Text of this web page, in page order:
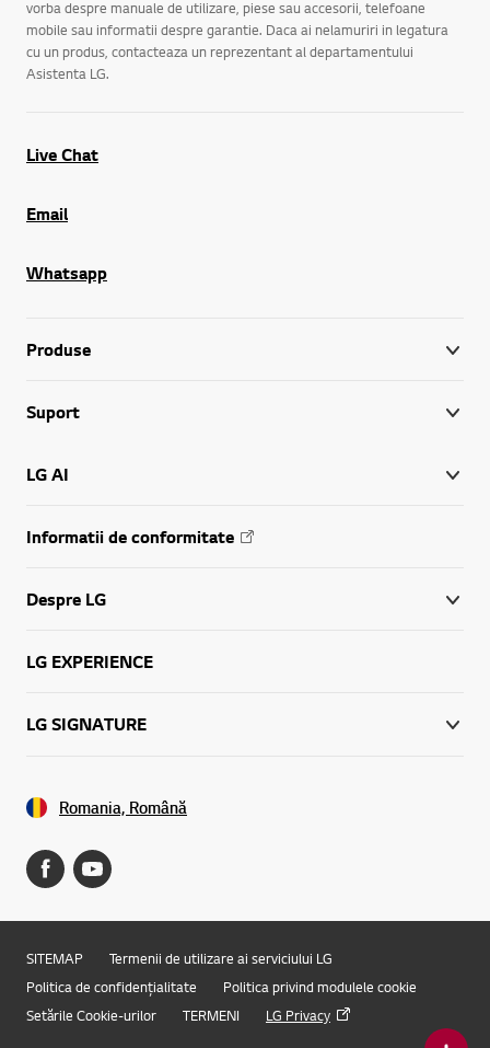
vorba despre manuale de utilizare, piese sau accesorii, telefoane
mobile sau informatii despre garantie. Daca ai nelamuriri in legatura
cu un produs, contacteaza un reprezentant al departamentului
Asistenta LG.
Live Chat
Email
Whatsapp
Produse
Suport
LG AI
Informatii de conformitate
Despre LG
LG EXPERIENCE
LG SIGNATURE
Romania, Română
SITEMAP
Termenii de utilizare ai serviciului LG
Politica de confidențialitate
Politica privind modulele cookie
Setările Cookie-urilor
TERMENI
LG Privacy